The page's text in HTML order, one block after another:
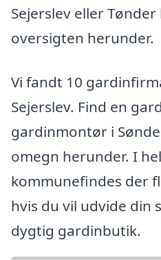
Sejerslev eller
oversigten herunder.
Vi fandt 10
Sejerslev. Find en
gardinmontør i
omegn herunder. I
kommunefindes der
hvis du vil udvide din
dygtig gardinbutik.